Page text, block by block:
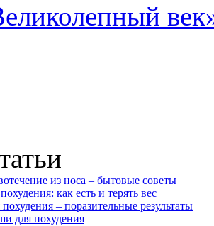
из носа – бытовые советы
как есть и терять вес
– поразительные результаты
для похудения